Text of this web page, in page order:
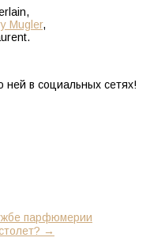
Mugler,
ней в социальных сетях!
парфюмерии
→